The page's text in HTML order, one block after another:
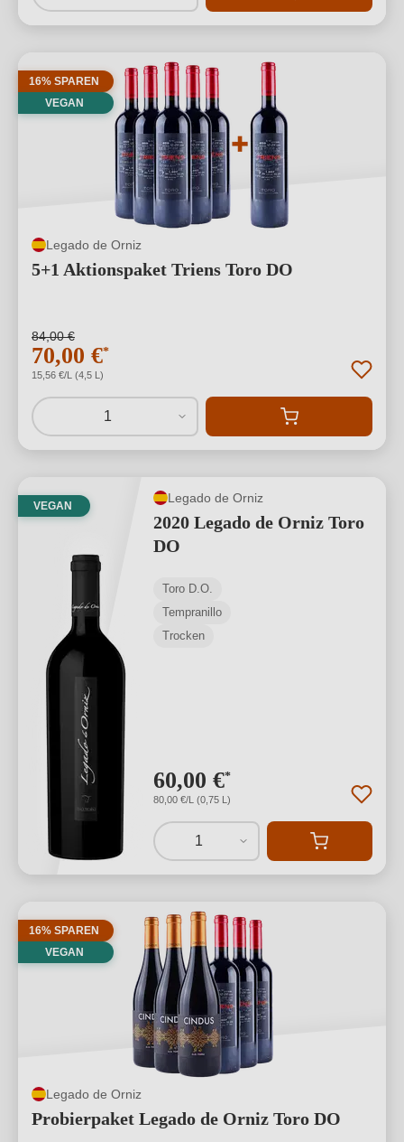
16% SPAREN
VEGAN
Legado de Orniz
5+1 Aktionspaket Triens Toro DO
84,00 €
70,00 €*
15,56 €/L (4,5 L)
1
VEGAN
Legado de Orniz
2020 Legado de Orniz Toro
DO
Toro D.O.
Tempranillo
Trocken
60,00 €*
80,00 €/L (0,75 L)
1
16% SPAREN
VEGAN
Legado de Orniz
Probierpaket Legado de Orniz Toro DO